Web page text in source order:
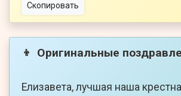
Скопировать
👦 Оригинальные
Елизавета, лучшая наша